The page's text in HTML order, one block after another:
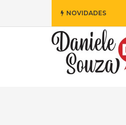
NOVIDADES
Fofa da Disney Está Chegando!